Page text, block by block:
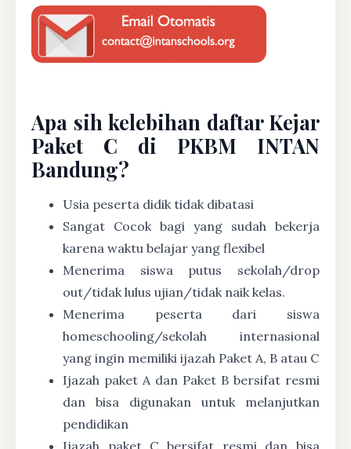
Apa sih kelebihan daftar Kejar
Paket C di PKBM INTAN
Bandung?
Usia peserta didik tidak dibatasi
Sangat Cocok bagi yang sudah bekerja
karena waktu belajar yang flexibel
Menerima siswa putus sekolah/drop
out/tidak lulus ujian/tidak naik kelas.
Menerima peserta dari siswa
homeschooling/sekolah internasional
yang ingin memiliki ijazah Paket A, B atau C
Ijazah paket A dan Paket B bersifat resmi
dan bisa digunakan untuk melanjutkan
pendidikan
Ijazah paket C bersifat resmi dan bisa